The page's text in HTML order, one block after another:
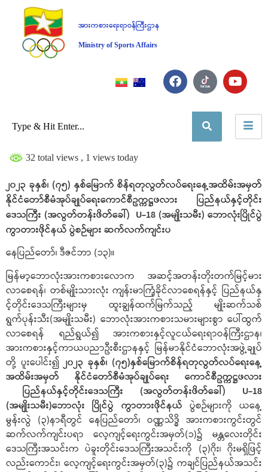
အားကစားရေးရာဝန်ကြီးဌာန
Ministry of Sports Affairs
32 total views , 1 views today
၂၀၂၃ ခုနှစ်၊ (၇၅) နှစ်မြောက် စိန်ရတုလွတ်လပ်ရေးနေ့အထိမ်းအမှတ်
နိုင်ငံတော်စီမံအုပ်ချုပ်ရေးကောင်စီဥက္ကဋ္ဌဖလား ပြည်နယ်နှင့်တိုင်း
ဒေသကြီး (အလွတ်တန်းဖိတ်ခေါ်) U-18 (အမျိုးသမီး) ဘောလုံးပြိုင်ပွဲ
ကွာတားဖိုင်နယ် ပွဲစဉ်များ ဆက်လက်ကျင်းပ
နေပြည်တော်၊ ဒီဇင်ဘာ (၁၃)။
မြန်မာ့ဘောလုံးအားကစားလောက အဆင့်အတန်းတိုးတက်မြင့်မား
လာစေရန်၊ တစ်မျိုးသားလုံး ကျန်းမာကြံ့ခိုင်လာစေရန်နှင့် ပြည်နယ်နှ
င့်တိုင်းဒေသကြီးများမှ ထူးချွန်ထက်မြက်သည့် မျိုးဆက်သစ်
ရွက်ပုန်းသီး(အမျိုးသမီး) ဘောလုံးအားကစားသမားများစွာ ပေါ်ထွက်
လာစေရန် ရည်ရွယ်၍ အားကစားနှင့်လူငယ်ရေးရာဝန်ကြီးဌာန၊
အားကစားနှင့်ကာယပညာဦးစီးဌာနနှင့် မြန်မာနိုင်ငံဘောလုံးအဖွဲ့ချုပ်
တို့ ပူးပေါင်း၍ ၂၀၂၃ ခုနှစ်၊ (၇၅)နှစ်မြောက်စိန်ရတုလွတ်လပ်ရေးနေ့
အထိမ်းအမှတ် နိုင်ငံတော်စီမံအုပ်ချုပ်ရေး ကောင်စီဥက္ကဋ္ဌဖလား
ပြည်နယ်နှင့်တိုင်းဒေသကြီး (အလွတ်တန်းဖိတ်ခေါ်) U-18
(အမျိုးသမီး)ဘောလုံး ပြိုင်ပွဲ ကွာတားဖိုင်နယ် ပွဲစဉ်များကို ယနေ့
မွန်းလွဲ (၃)နာရီတွင် နေပြည်တော်၊ ဝဏ္ဏသိဒ္ဓိ အားကစားကွင်းတွင်
ဆက်လက်ကျင်းပရာ လေ့ကျင့်ရေးကွင်းအမှတ်(၁)၌ မန္တလေးတိုင်း
ဒေသကြီးအသင်းက ပဲခူးတိုင်းဒေသကြီးအသင်းကို (၃)ဂိုး၊ ဂိုးမရှိဖြင့်
လည်းကောင်း၊ လေ့ကျင့်ရေးကွင်းအမှတ်(၃)၌ ကချင်ပြည်နယ်အသင်း